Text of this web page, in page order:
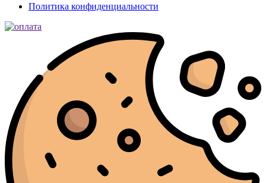
Политика конфиденциальности